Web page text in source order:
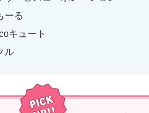
ーる
キュート
ル